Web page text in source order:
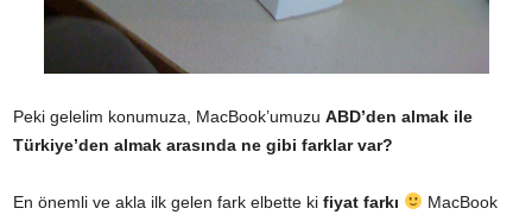
Peki gelelim konumuza, MacBook’umuzu ABD’den almak ile
Türkiye’den almak arasında ne gibi farklar var?
En önemli ve akla ilk gelen fark elbette ki fiyat farkı
MacBook